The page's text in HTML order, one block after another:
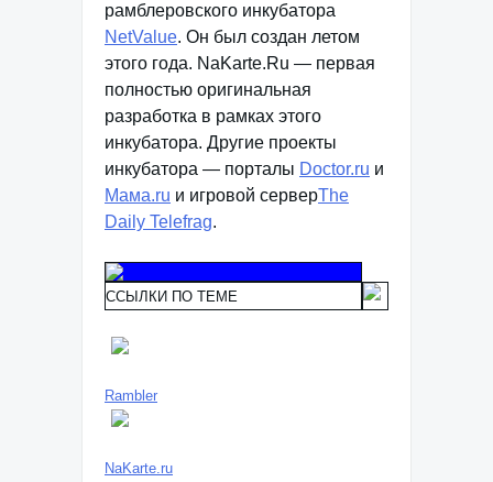
рамблеровского инкубатора
NetValue. Он был создан летом
этого года. NaKarte.Ru — первая
полностью оригинальная
разработка в рамках этого
инкубатора. Другие проекты
инкубатора — порталы Doctor.ru и
Мама.ru и игровой серверThe
Daily Telefrag.
ССЫЛКИ ПО ТЕМЕ
Rambler
NaKarte.ru